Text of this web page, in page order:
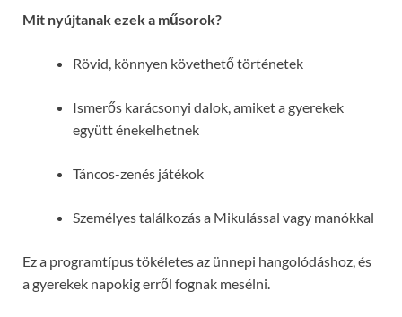
Mit nyújtanak ezek a műsorok?
Rövid, könnyen követhető történetek
Ismerős karácsonyi dalok, amiket a gyerekek
együtt énekelhetnek
Táncos-zenés játékok
Személyes találkozás a Mikulással vagy manókkal
Ez a programtípus tökéletes az ünnepi hangolódáshoz, és
a gyerekek napokig erről fognak mesélni.